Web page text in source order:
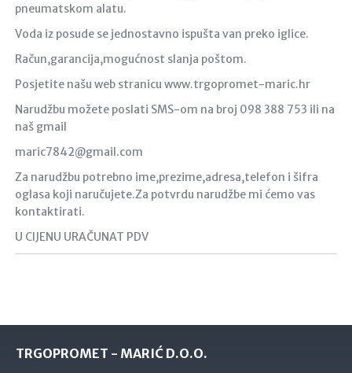
pneumatskom alatu.
Voda iz posude se jednostavno ispušta van preko iglice.
Račun,garancija,mogućnost slanja poštom.
Posjetite našu web stranicu www.trgopromet-maric.hr
Narudžbu možete poslati SMS-om na broj 098 388 753 ili na
naš gmail
maric7842@gmail.com
Za narudžbu potrebno ime,prezime,adresa,telefon i šifra
oglasa koji naručujete.Za potvrdu narudžbe mi ćemo vas
kontaktirati.
U CIJENU URAČUNAT PDV
TRGOPROMET - MARIĆ D.O.O.